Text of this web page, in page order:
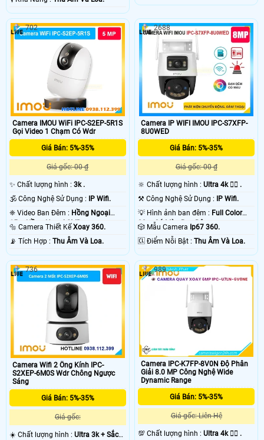
Camera IMOU WiFi IPC-S2EP-5R1S
Gọi Video 1 Chạm Có Wdr
Giá Bán: 5%-35%
Giá gốc: 00 ₫
✨ Chất lượng hình : 3k .
🕉️ Công Nghệ Sử Dụng :
IP Wifi.
❈ Video Ban Đêm : Hồng Ngoại
15m Hồng Ngoại SMD.
🔩 Camera Thiết Kế Xoay 360.
️📡 Tích Hợp : Thu Âm Và Loa.
702
Camera IP WIFI IMOU IPC-S7XFP-
8U0WED
Giá Bán: 5%-35%
Giá gốc: 00 ₫
🔆 Chất lượng hình :Ultra 4k 👍🏾 .
⚒ Công Nghệ Sử Dụng :
IP Wifi.
💡 Hình ảnh ban đêm : Full Color
30m Có Màu Ban Ðêm.
🎲 Mẫu Camera Ip67 360.
️🆑 Điểm Nỗi Bật :Thu Âm Và Loa.
2688
Camera Wifi 2 Ống Kính IPC-
S2XEP-6M0S Wdr Chông Ngược
Sáng
Giá Bán: 5%-35%
Giá gốc:
☀️ Chất lượng hình : Ultra 3k + Sắc
736
Camera IPC-K7FP-8V0N Độ Phân
Giải 8.0 MP Công Nghệ Wide
Dynamic Range
Giá Bán: 5%-35%
Giá gốc: Liên Hệ
💯 Chất lượng hình :Ultra 4k 👍🏾 .
989